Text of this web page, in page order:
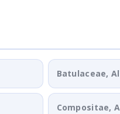
Batulaceae,
Compositae,